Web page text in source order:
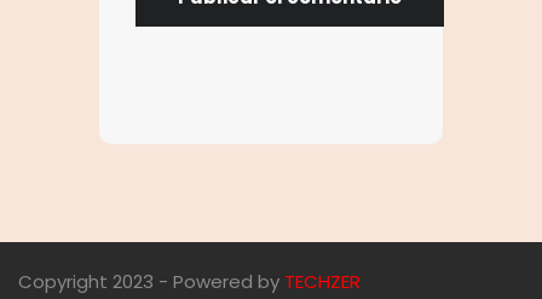
Copyright 2023 - Powered by TECHZER